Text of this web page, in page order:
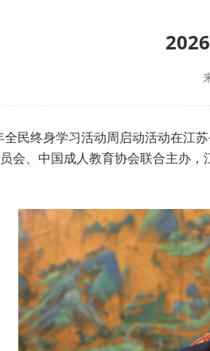
全民终身学习活动周启动活动在江
会、中国成人教育协会联合主办